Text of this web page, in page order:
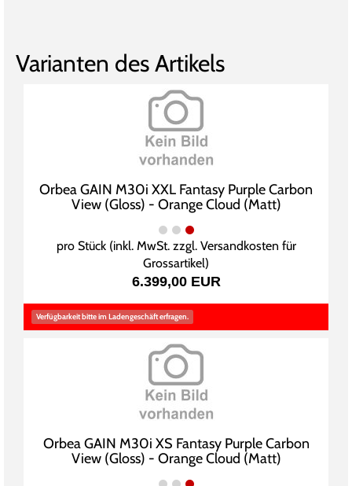
Varianten des Artikels
Orbea GAIN M30i XXL Fantasy Purple Carbon
View (Gloss) - Orange Cloud (Matt)
pro Stück (inkl. MwSt. zzgl. Versandkosten für
Grossartikel)
6.399,00 EUR
Verfügbarkeit bitte im Ladengeschäft erfragen.
Orbea GAIN M30i XS Fantasy Purple Carbon
View (Gloss) - Orange Cloud (Matt)